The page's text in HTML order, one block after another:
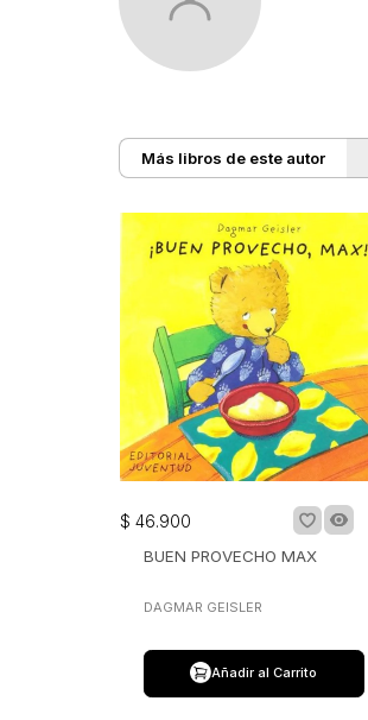
Más libros de este autor
$ 46.900
BUEN PROVECHO MAX
DAGMAR GEISLER
Añadir al Carrito